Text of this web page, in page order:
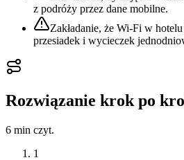
z podróży przez dane mobilne.
Zakładanie, że Wi‑Fi w
przesiadek i wycieczek
Rozwiązanie krok po
6 min czyt.
1